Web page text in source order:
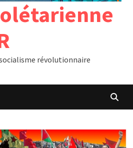
révolutionnaire